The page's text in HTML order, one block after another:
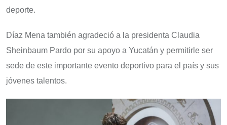
deporte.
Díaz Mena también agradeció a la presidenta Claudia
Sheinbaum Pardo por su apoyo a Yucatán y permitirle ser
sede de este importante evento deportivo para el país y sus
jóvenes talentos.